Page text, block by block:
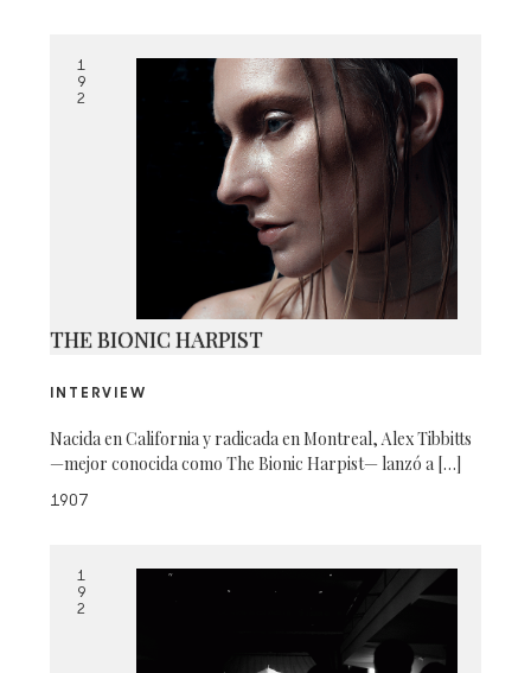
1
9
2
THE BIONIC HARPIST
INTERVIEW
Nacida en California y radicada en Montreal, Alex Tibbitts
—mejor conocida como The Bionic Harpist— lanzó a […]
1907
1
9
2